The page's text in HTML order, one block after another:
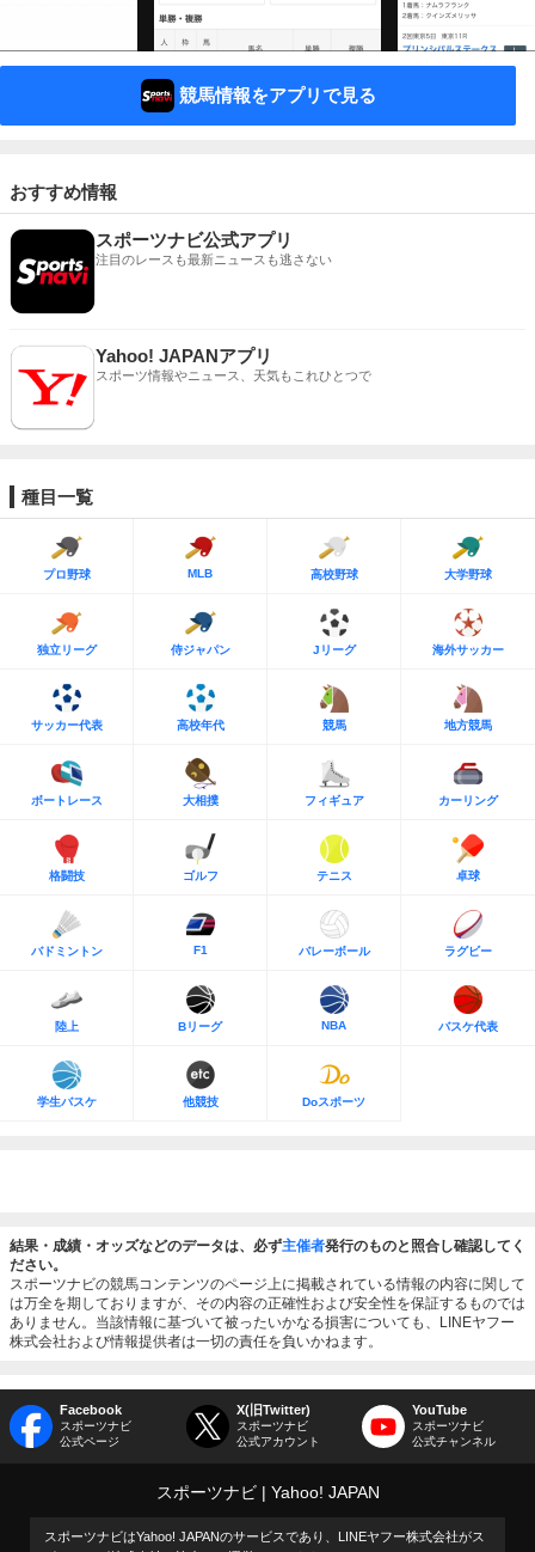
競馬情報をアプリで見る
おすすめ情報
スポーツナビ公式アプリ
注目のレースも最新ニュースも逃さない
Yahoo! JAPANアプリ
スポーツ情報やニュース、天気もこれひとつで
種目一覧
プロ野球 MLB 高校野球 大学野球
独立リーグ 侍ジャパン Jリーグ 海外サッカー
サッカー代表 高校年代 競馬 地方競馬
ボートレース 大相撲 フィギュア カーリング
格闘技 ゴルフ テニス 卓球
バドミントン F1 バレーボール ラグビー
陸上 Bリーグ NBA バスケ代表
学生バスケ 他競技 Doスポーツ
結果・成績・オッズなどのデータは、必ず主催者発行のものと照合し確認してく
ださい。
スポーツナビの競馬コンテンツのページ上に掲載されている情報の内容に関して
は万全を期しておりますが、その内容の正確性および安全性を保証するものでは
ありません。当該情報に基づいて被ったいかなる損害についても、LINEヤフー
株式会社および情報提供者は一切の責任を負いかねます。
Facebook
スポーツナビ
公式ページ
X(旧Twitter)
スポーツナビ
公式アカウント
YouTube
スポーツナビ
公式チャンネル
スポーツナビ Yahoo! JAPAN
スポーツナビはYahoo! JAPANのサービスであり、LINEヤフー株式会社がス